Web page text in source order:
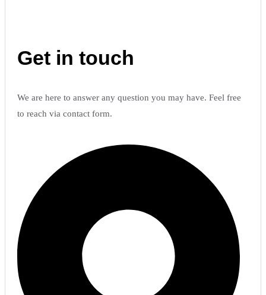
Get in touch
We are here to answer any question you may have. Feel free
to reach via contact form.